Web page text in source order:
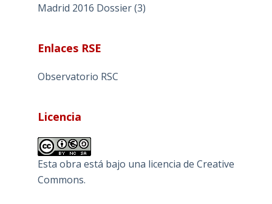
Madrid 2016 Dossier (3)
Enlaces RSE
Observatorio RSC
Licencia
Esta obra está bajo una licencia de Creative
Commons.